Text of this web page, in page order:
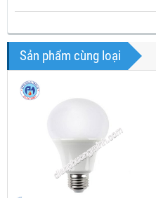
Sản phẩm cùng loại